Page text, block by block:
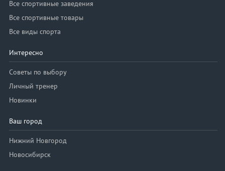
Все спортивные заведения
Все спортивные товары
Все виды спорта
Интересно
Советы по выбору
Личный тренер
Новинки
Ваш город
Нижний Новгород
Новосибирск